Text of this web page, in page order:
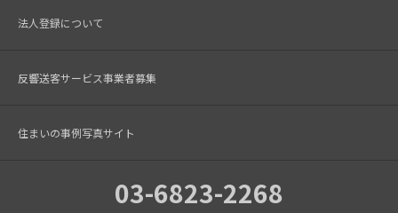
法人登録について
反響送客サービス事業者募集
住まいの事例写真サイト
03-6823-2268